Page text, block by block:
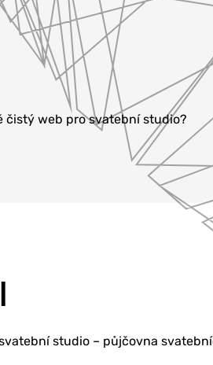
čistý web pro svatební studio?
studio – půjčovna